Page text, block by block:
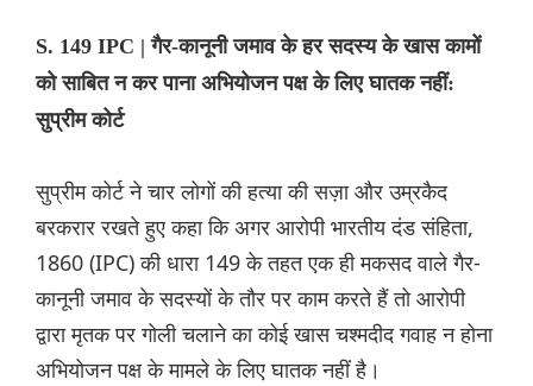
S. 149 IPC | गैर-कानूनी जमाव के हर सदस्य के खास कामों
को साबित न कर पाना अभियोजन पक्ष के लिए घातक नहीं:
सुप्रीम कोर्ट
सुप्रीम कोर्ट ने चार लोगों की हत्या की सज़ा और उम्रकैद
बरकरार रखते हुए कहा कि अगर आरोपी भारतीय दंड संहिता,
1860 (IPC) की धारा 149 के तहत एक ही मकसद वाले गैर-
कानूनी जमाव के सदस्यों के तौर पर काम करते हैं तो आरोपी
द्वारा मृतक पर गोली चलाने का कोई खास चश्मदीद गवाह न होना
अभियोजन पक्ष के मामले के लिए घातक नहीं है।